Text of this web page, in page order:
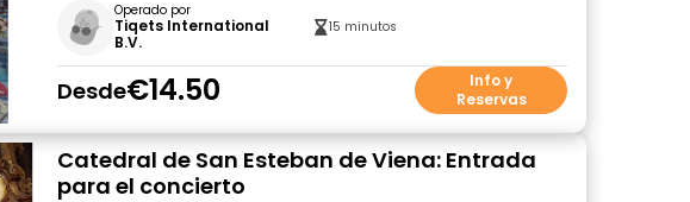
Operado por
Tiqets International
B.V.
15 minutos
Desde€14.50
Info y
Reservas
Catedral de San Esteban de Viena: Entrada
para el concierto